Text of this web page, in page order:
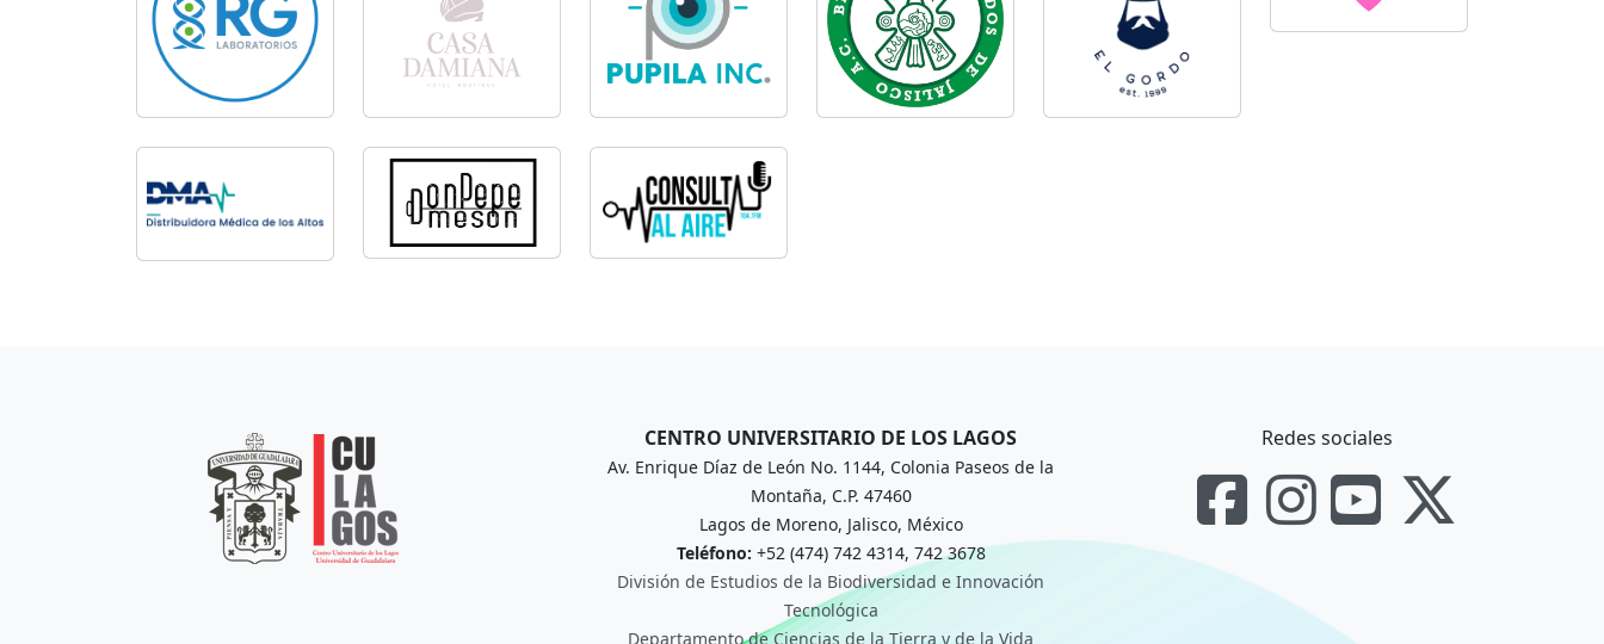
CENTRO UNIVERSITARIO DE LOS LAGOS
Av. Enrique Díaz de León No. 1144, Colonia Paseos de la
Montaña, C.P. 47460
Lagos de Moreno, Jalisco, México
Teléfono: +52 (474) 742 4314, 742 3678
División de Estudios de la Biodiversidad e Innovación
Tecnológica
Departamento de Ciencias de la Tierra y de la Vida
Redes sociales